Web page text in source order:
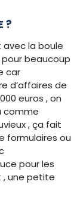
?
avec la boule
pour beaucoup
car
d’affaires de
euros , on
comme
, ça fait
formulaires ou
pour les
une petite